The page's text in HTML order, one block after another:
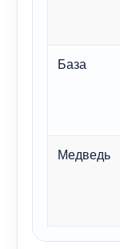
База
Медведь